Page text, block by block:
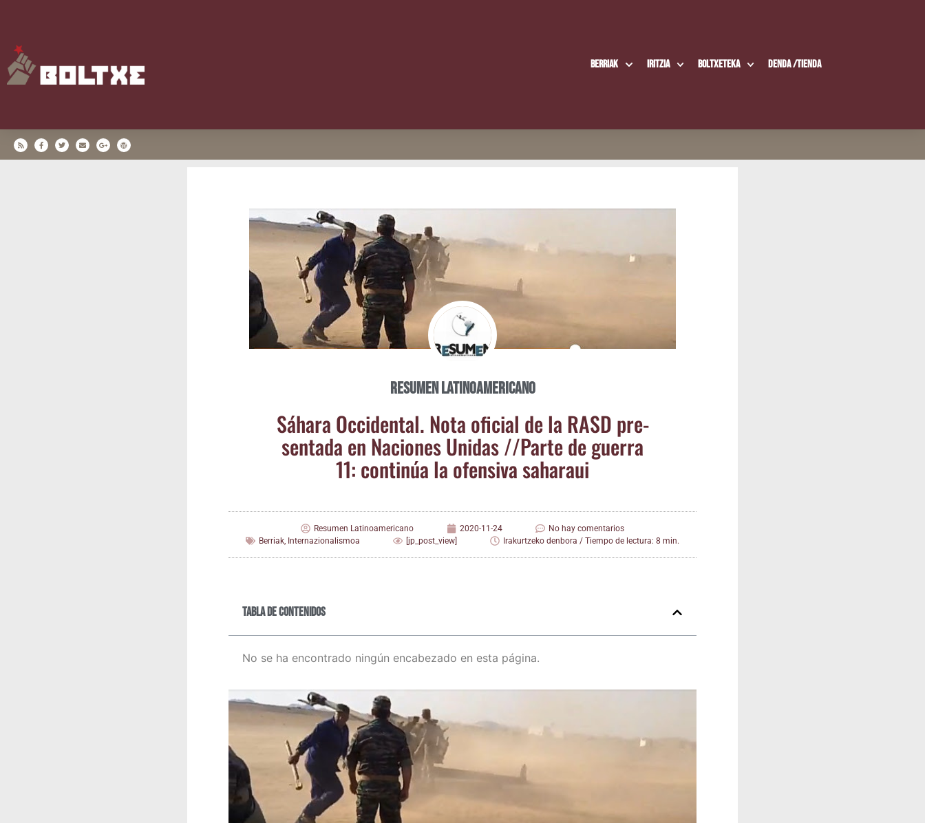
Berriak Iritzia Boltxe­te­ka Den­da /​Tien­da
Resumen Latinoamericano
Sáha­ra Occi­den­tal. Nota ofi­cial de la RASD pre­
sen­ta­da en Nacio­nes Uni­das /​/​Par­te de gue­rra
11: con­ti­núa la ofen­si­va saharaui
Resumen Latinoamericano 2020-11-24
No hay comentarios
Berriak, Internazionalismoa [jp_post_view] Irakurtzeko denbora / Tiempo de lectura: 8 min.
Tabla de contenidos
No se ha encontrado ningún encabezado en esta página.